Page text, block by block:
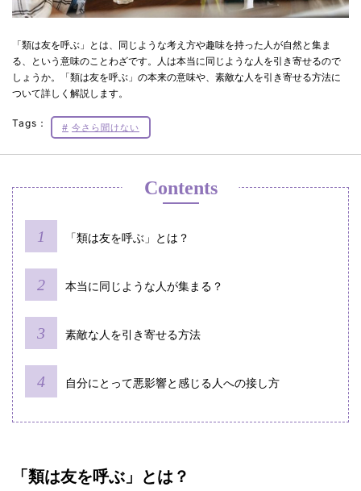
「類は友を呼ぶ」とは、同じような考え方や趣味を持った人が自然と集ま
る、という意味のことわざです。人は本当に同じような人を引き寄せるので
しょうか。「類は友を呼ぶ」の本来の意味や、素敵な人を引き寄せる方法に
ついて詳しく解説します。
Tags： 今さら聞けない
Contents
「類は友を呼ぶ」とは？
本当に同じような人が集まる？
素敵な人を引き寄せる方法
自分にとって悪影響と感じる人への接し方
「類は友を呼ぶ」とは？